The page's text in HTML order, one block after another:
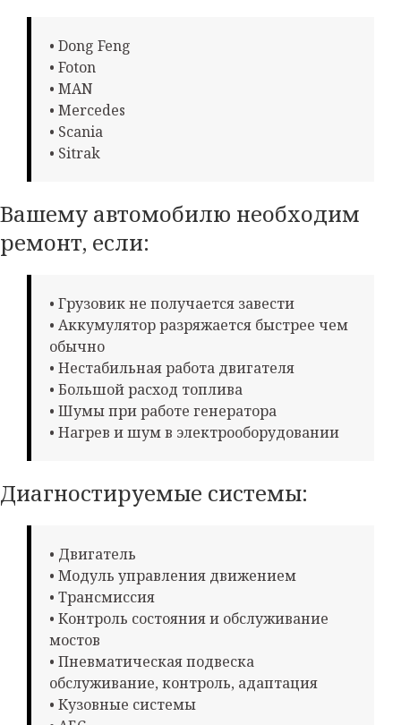
• Dong Feng
• Foton
• MAN
• Mercedes
• Scania
• Sitrak
Вашему автомобилю необходим
ремонт, если:
• Грузовик не получается завести
• Аккумулятор разряжается быстрее чем
обычно
• Нестабильная работа двигателя
• Большой расход топлива
• Шумы при работе генератора
• Нагрев и шум в электрооборудовании
Диагностируемые системы:
• Двигатель
• Модуль управления движением
• Трансмиссия
• Контроль состояния и обслуживание
мостов
• Пневматическая подвеска
обслуживание, контроль, адаптация
• Кузовные системы